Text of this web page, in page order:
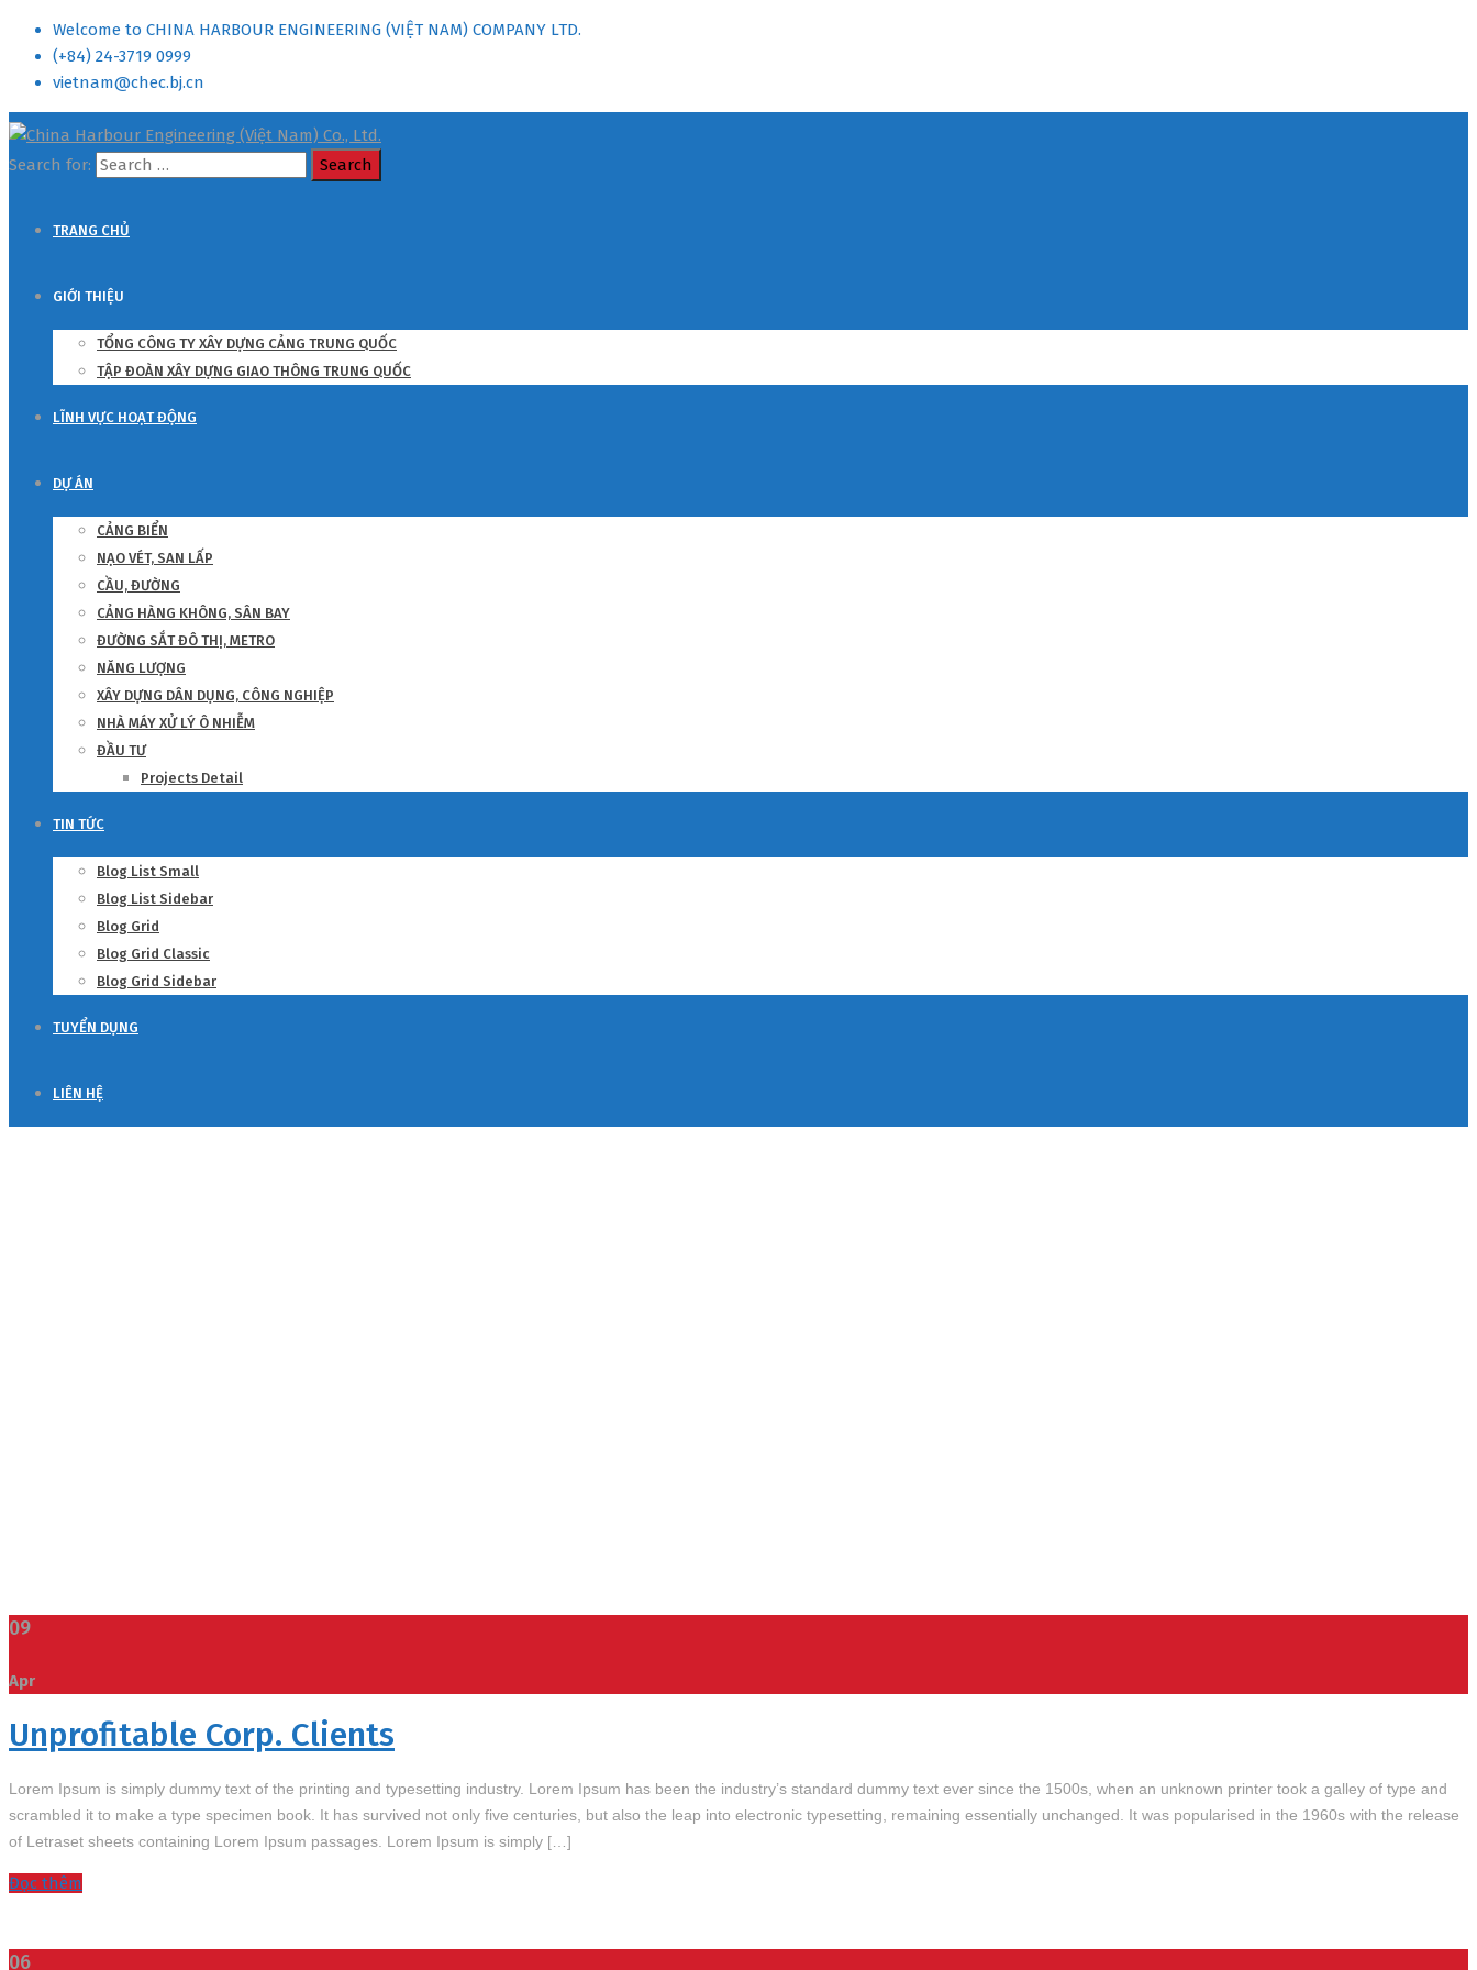
Welcome to CHINA HARBOUR ENGINEERING (VIỆT NAM) COMPANY LTD.
(+84) 24-3719 0999
vietnam@chec.bj.cn
Search for:
TRANG CHỦ
GIỚI THIỆU
TỔNG CÔNG TY XÂY DỰNG CẢNG TRUNG QUỐC
TẬP ĐOÀN XÂY DỰNG GIAO THÔNG TRUNG QUỐC
LĨNH VỰC HOẠT ĐỘNG
DỰ ÁN
CẢNG BIỂN
NẠO VÉT, SAN LẤP
CẦU, ĐƯỜNG
CẢNG HÀNG KHÔNG, SÂN BAY
ĐƯỜNG SẮT ĐÔ THỊ, METRO
NĂNG LƯỢNG
XÂY DỰNG DÂN DỤNG, CÔNG NGHIỆP
NHÀ MÁY XỬ LÝ Ô NHIỄM
ĐẦU TƯ
Projects Detail
TIN TỨC
Blog List Small
Blog List Sidebar
Blog Grid
Blog Grid Classic
Blog Grid Sidebar
TUYỂN DỤNG
LIÊN HỆ
09
Apr
Unprofitable Corp. Clients
Lorem Ipsum is simply dummy text of the printing and typesetting industry. Lorem Ipsum has been the industry’s standard dummy text ever since the 1500s, when an unknown printer took a galley of type and
scrambled it to make a type specimen book. It has survived not only five centuries, but also the leap into electronic typesetting, remaining essentially unchanged. It was popularised in the 1960s with the release
of Letraset sheets containing Lorem Ipsum passages. Lorem Ipsum is simply […]
Đọc thêm
06